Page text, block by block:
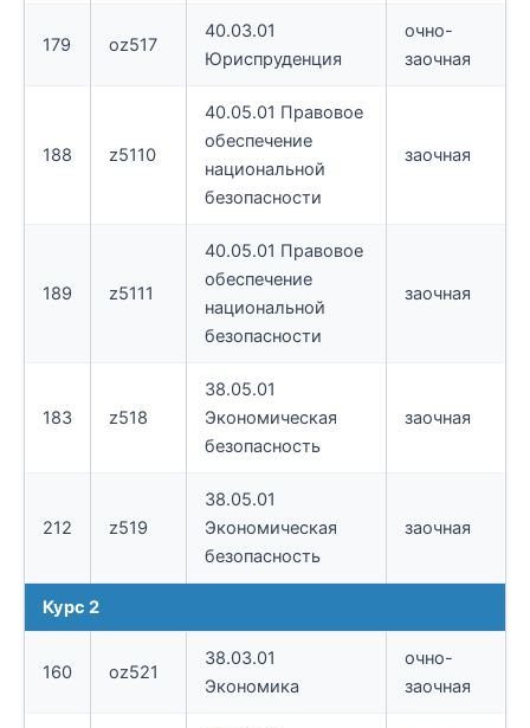
179 oz517
40.03.01
Юриспруденция
очно-
заочная
188 z5110
40.05.01 Правовое
обеспечение
национальной
безопасности
заочная
189 z5111
40.05.01 Правовое
обеспечение
национальной
безопасности
заочная
183 z518
38.05.01
Экономическая
безопасность
заочная
212 z519
38.05.01
Экономическая
безопасность
заочная
Курс 2
160 oz521
38.03.01
Экономика
очно-
заочная